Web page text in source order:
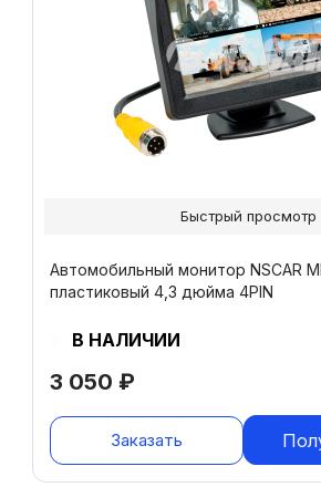
3 050 ₽
Автомобильный монитор NSCAR
пластиковый 4,3 дюйма 4PIN
В НАЛИЧИИ
Заказать
Быстрый просмотр